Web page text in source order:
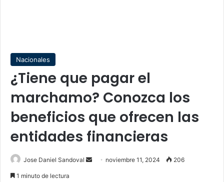
Nacionales
¿Tiene que pagar el
marchamo? Conozca los
beneficios que ofrecen las
entidades financieras
Jose Daniel Sandoval
Send noviembre 11, 2024 206
1 minuto de lectura